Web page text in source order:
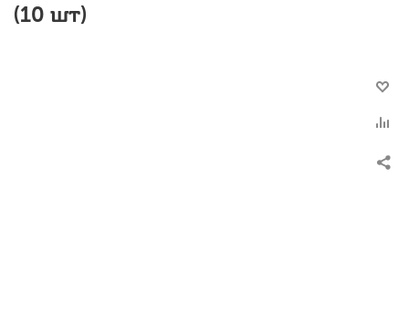
(10 шт)